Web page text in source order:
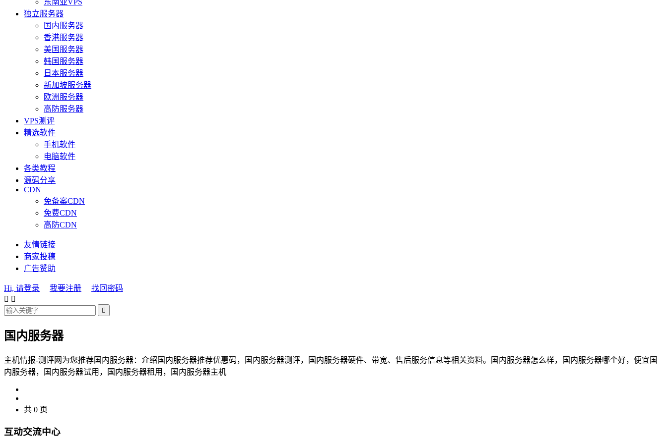
东南亚VPS
独立服务器
国内服务器
香港服务器
美国服务器
韩国服务器
日本服务器
新加坡服务器
欧洲服务器
高防服务器
VPS测评
精选软件
手机软件
电脑软件
各类教程
源码分享
CDN
免备案CDN
免费CDN
高防CDN
友情链接
商家投稿
广告赞助
Hi, 请登录 我要注册
找回密码
 

国内服务器
主机情报-测评网为您推荐国内服务器：介绍国内服务器推荐优惠码，国内服务器测评，国内服务器硬件、带宽、售后服务信息等相关资料。国内服务器怎么样，国内服务器哪个好，便宜国
内服务器，国内服务器试用，国内服务器租用，国内服务器主机
共 0 页
互动交流中心